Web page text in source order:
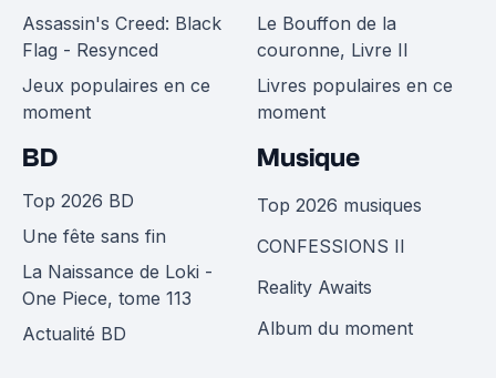
Assassin's Creed: Black
Flag - Resynced
Jeux populaires en ce
moment
Le Bouffon de la
couronne, Livre II
Livres populaires en ce
moment
BD
Top 2026 BD
Une fête sans fin
La Naissance de Loki -
One Piece, tome 113
Actualité BD
Musique
Top 2026 musiques
CONFESSIONS II
Reality Awaits
Album du moment